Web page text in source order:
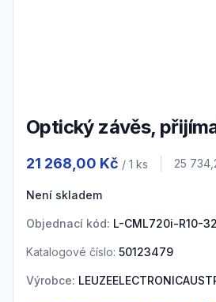
Optický závěs,
21 268,00 Kč / 1 ks Cena
25
Není skladem
Objednací kód: L-CML720i-R10-
Katalogové číslo: 50123479
Výrobce: